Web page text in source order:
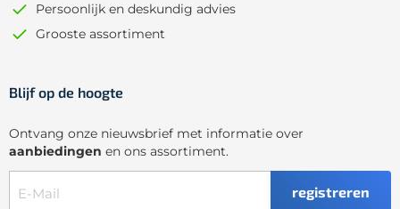
Persoonlijk en deskundig advies
Grooste assortiment
Blijf op de hoogte
Ontvang onze nieuwsbrief met informatie over
aanbiedingen en ons assortiment.
registreren